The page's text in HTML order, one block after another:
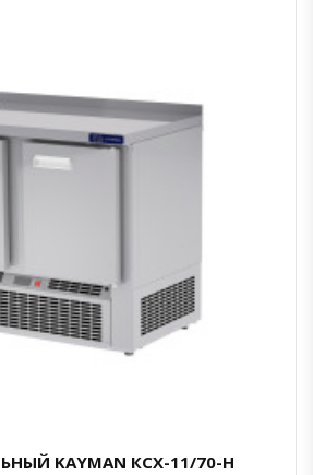
KAYMAN КСХ-11/70-Н